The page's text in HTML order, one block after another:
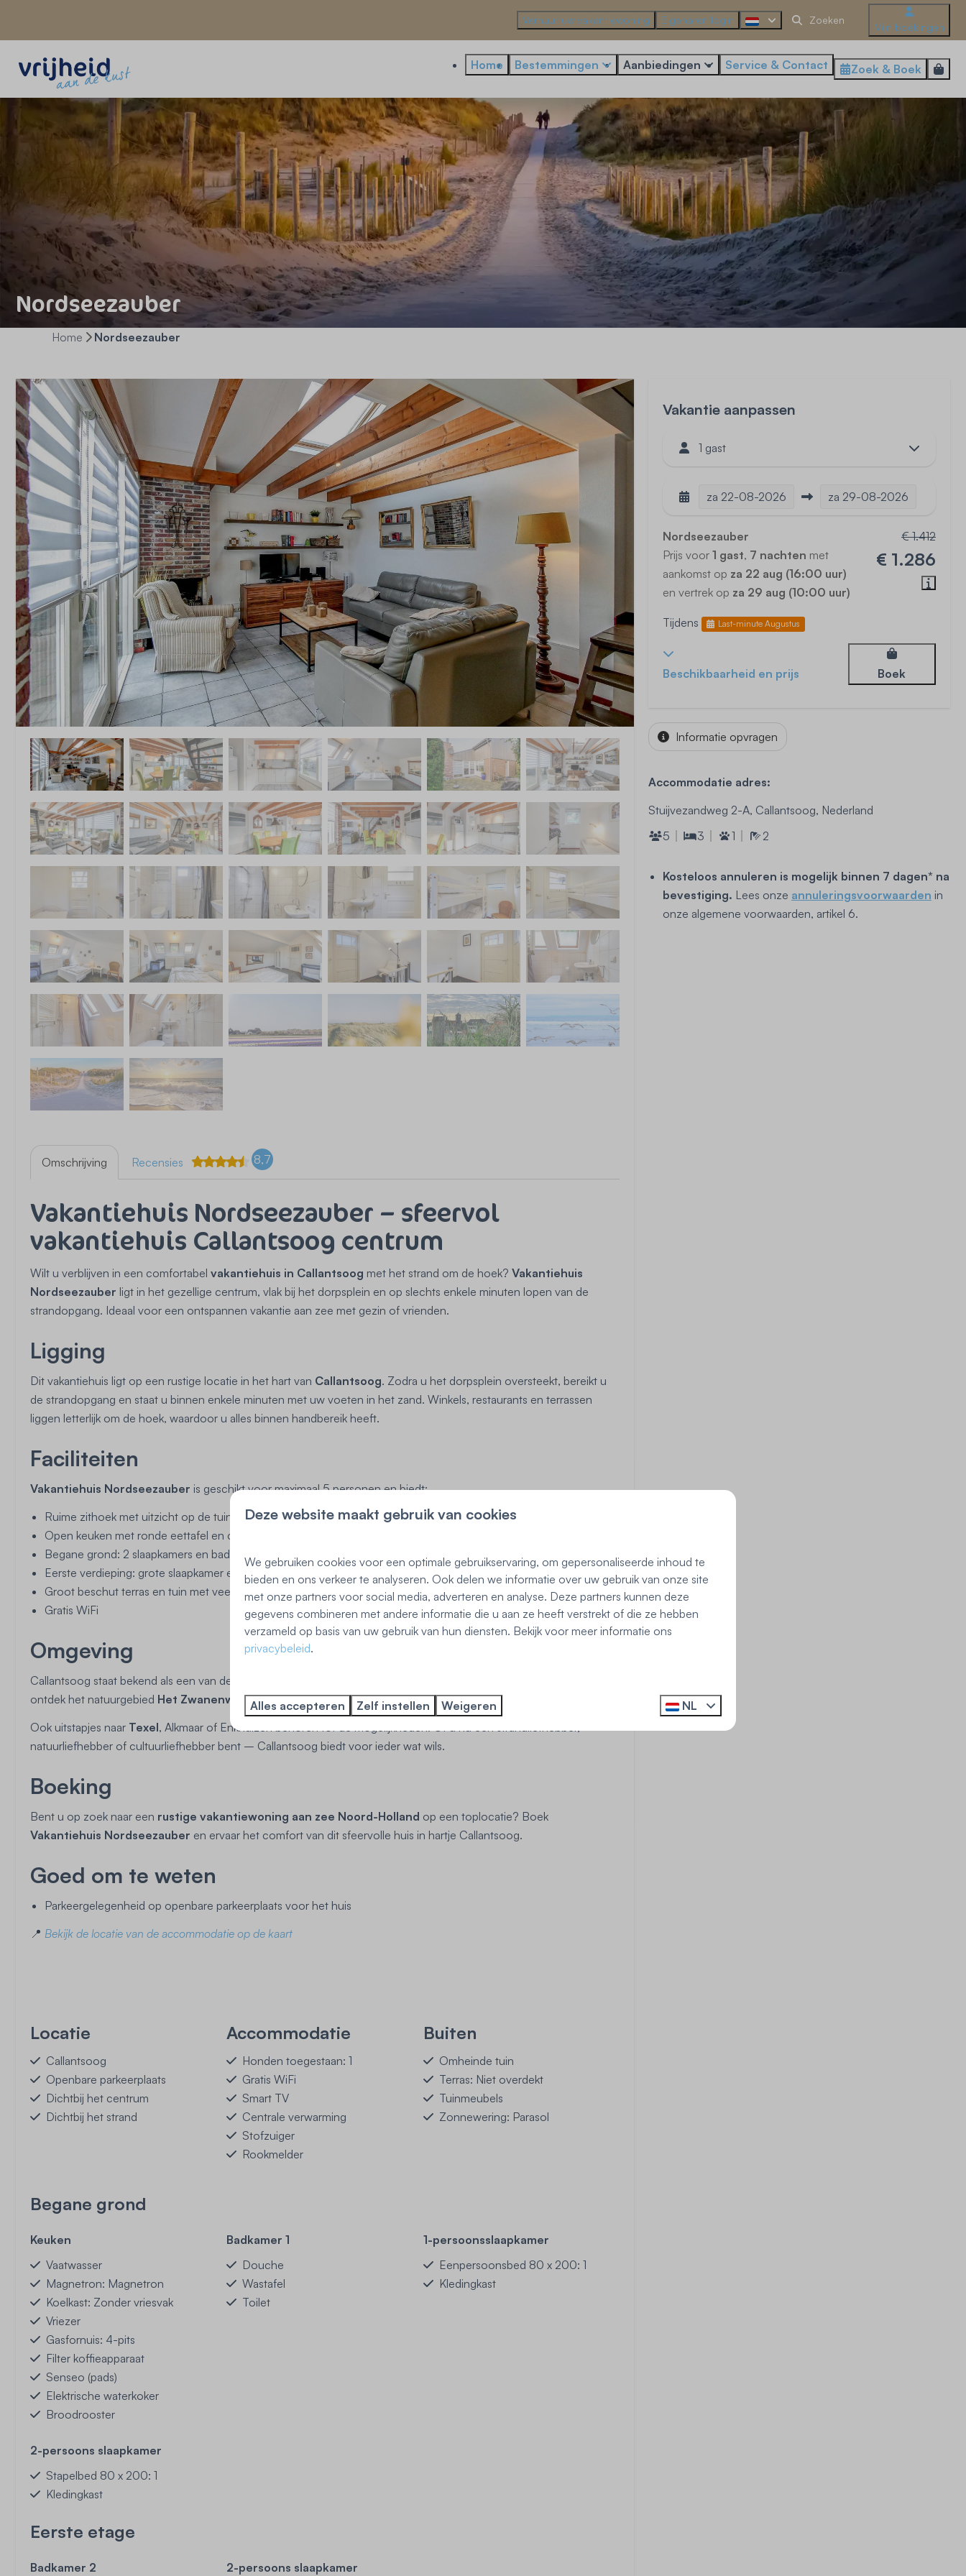
Verhuur uw vakantiewoning Eigenaren login
Mijn boekingen
Home Bestemmingen Aanbiedingen Service & Contact Zoek & Boek
Nordseezauber
Home Nordseezauber
Omschrijving Recensies 8,7
Vakantiehuis Nordseezauber – sfeervol
vakantiehuis Callantsoog centrum
Wilt u verblijven in een comfortabel vakantiehuis in Callantsoog met het strand om de hoek? Vakantiehuis
Nordseezauber ligt in het gezellige centrum, vlak bij het dorpsplein en op slechts enkele minuten lopen van de
strandopgang. Ideaal voor een ontspannen vakantie aan zee met gezin of vrienden.
Ligging
Dit vakantiehuis ligt op een rustige locatie in het hart van Callantsoog. Zodra u het dorpsplein oversteekt, bereikt u
de strandopgang en staat u binnen enkele minuten met uw voeten in het zand. Winkels, restaurants en terrassen
liggen letterlijk om de hoek, waardoor u alles binnen handbereik heeft.
Faciliteiten
Vakantiehuis Nordseezauber is geschikt voor maximaal 5 personen en biedt:
Ruime zithoek met uitzicht op de tuin
Open keuken met ronde eettafel en complete inrichting
Begane grond: 2 slaapkamers en badkamer
Eerste verdieping: grote slaapkamer en extra badkamer
Groot beschut terras en tuin met veel privacy
Gratis WiFi
Omgeving
Callantsoog staat bekend als een van de gezelligste badplaatsen van Noord-Holland. Geniet van het brede strand,
ontdek het natuurgebied Het Zwanenwater, of maak een fietstocht langs de duinen en bloembollenvelden.
Ook uitstapjes naar Texel, Alkmaar of Enkhuizen behoren tot de mogelijkheden. Of u nu een strandliefhebber,
natuurliefhebber of cultuurliefhebber bent – Callantsoog biedt voor ieder wat wils.
Boeking
Bent u op zoek naar een rustige vakantiewoning aan zee Noord-Holland op een toplocatie? Boek
Vakantiehuis Nordseezauber en ervaar het comfort van dit sfeervolle huis in hartje Callantsoog.
Goed om te weten
Parkeergelegenheid op openbare parkeerplaats voor het huis
📍 Bekijk de locatie van de accommodatie op de kaart
Locatie
Callantsoog
Openbare parkeerplaats
Dichtbij het centrum
Dichtbij het strand
Accommodatie
Honden toegestaan: 1
Gratis WiFi
Smart TV
Centrale verwarming
Stofzuiger
Rookmelder
Buiten
Omheinde tuin
Terras: Niet overdekt
Tuinmeubels
Zonnewering: Parasol
Begane grond
Keuken
Vaatwasser
Magnetron: Magnetron
Koelkast: Zonder vriesvak
Vriezer
Gasfornuis: 4-pits
Filter koffieapparaat
Senseo (pads)
Elektrische waterkoker
Broodrooster
Badkamer 1
Douche
Wastafel
Toilet
1-persoonsslaapkamer
Eenpersoonsbed 80 x 200: 1
Kledingkast
2-persoons slaapkamer
Stapelbed 80 x 200: 1
Kledingkast
Eerste etage
Badkamer 2 2-persoons slaapkamer
Vakantie aanpassen
1 gast
za 22-08-2026 za 29-08-2026
€ 1.412
€ 1.286
Nordseezauber
Prijs voor 1 gast, 7 nachten met
aankomst op za 22 aug (16:00 uur)
en vertrek op za 29 aug (10:00 uur)
Tijdens Last-minute Augustus
Beschikbaarheid en prijs Boek
Informatie opvragen
Accommodatie adres:
Stuijvezandweg 2-A, Callantsoog, Nederland
5
3 1 2
Kosteloos annuleren is mogelijk binnen 7 dagen* na
bevestiging. Lees onze annuleringsvoorwaarden in
onze algemene voorwaarden, artikel 6.
Deze website maakt gebruik van cookies
We gebruiken cookies voor een optimale gebruikservaring, om gepersonaliseerde inhoud te
bieden en ons verkeer te analyseren. Ook delen we informatie over uw gebruik van onze site
met onze partners voor social media, adverteren en analyse. Deze partners kunnen deze
gegevens combineren met andere informatie die u aan ze heeft verstrekt of die ze hebben
verzameld op basis van uw gebruik van hun diensten. Bekijk voor meer informatie ons
privacybeleid.
Alles accepteren Zelf instellen Weigeren NL